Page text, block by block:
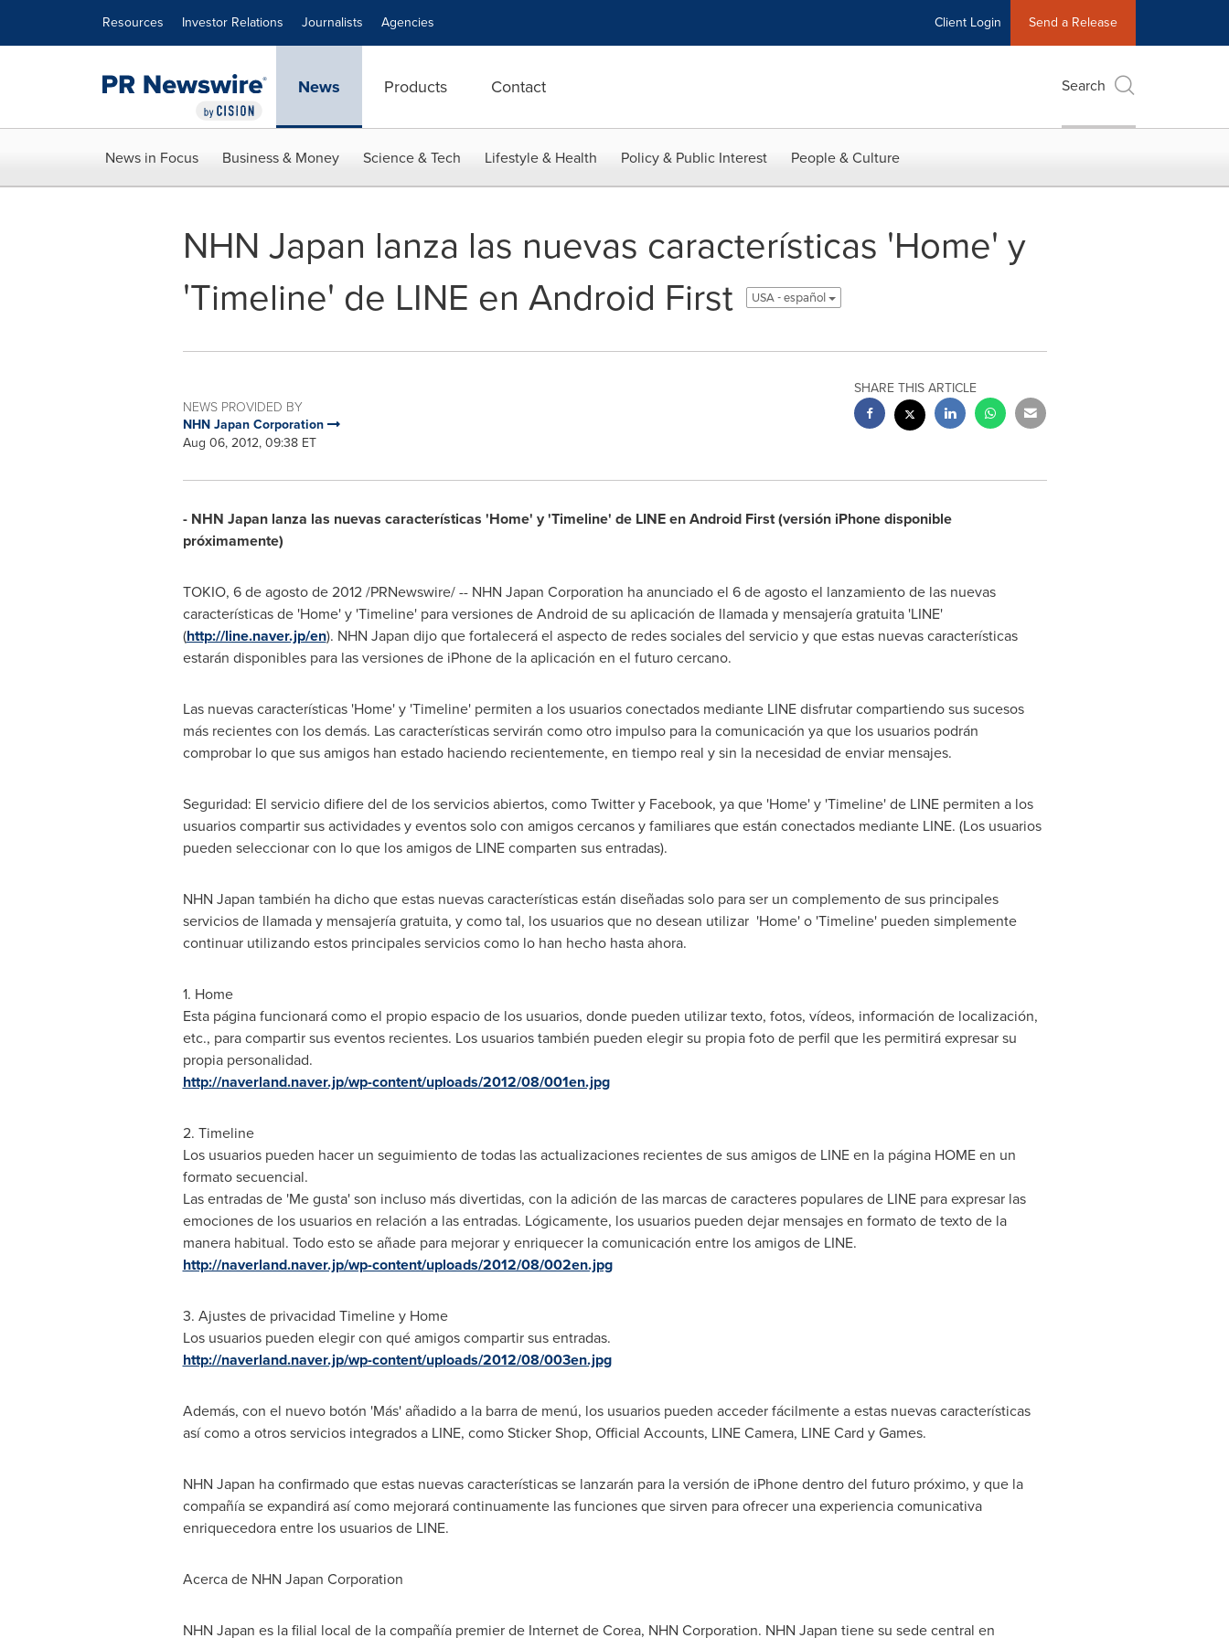
Resources Investor Relations Journalists Agencies Client Login Send a Release
News Products Contact Search
News in Focus Business & Money Science & Tech Lifestyle & Health Policy & Public Interest People & Culture
NHN Japan lanza las nuevas características 'Home' y
'Timeline' de LINE en Android First
USA - español
NEWS PROVIDED BY
NHN Japan Corporation
Aug 06, 2012, 09:38 ET
SHARE THIS ARTICLE
- NHN Japan lanza las nuevas características 'Home' y 'Timeline' de LINE en Android First (versión iPhone disponible
próximamente)
TOKIO, 6 de agosto de 2012 /PRNewswire/ -- NHN Japan Corporation ha anunciado el 6 de agosto el lanzamiento de las nuevas
características de 'Home' y 'Timeline' para versiones de Android de su aplicación de llamada y mensajería gratuita 'LINE'
(http://line.naver.jp/en). NHN Japan dijo que fortalecerá el aspecto de redes sociales del servicio y que estas nuevas características
estarán disponibles para las versiones de iPhone de la aplicación en el futuro cercano.
Las nuevas características 'Home' y 'Timeline' permiten a los usuarios conectados mediante LINE disfrutar compartiendo sus sucesos
más recientes con los demás. Las características servirán como otro impulso para la comunicación ya que los usuarios podrán
comprobar lo que sus amigos han estado haciendo recientemente, en tiempo real y sin la necesidad de enviar mensajes.
Seguridad: El servicio difiere del de los servicios abiertos, como Twitter y Facebook, ya que 'Home' y 'Timeline' de LINE permiten a los
usuarios compartir sus actividades y eventos solo con amigos cercanos y familiares que están conectados mediante LINE. (Los usuarios
pueden seleccionar con lo que los amigos de LINE comparten sus entradas).
NHN Japan también ha dicho que estas nuevas características están diseñadas solo para ser un complemento de sus principales
servicios de llamada y mensajería gratuita, y como tal, los usuarios que no desean utilizar 'Home' o 'Timeline' pueden simplemente
continuar utilizando estos principales servicios como lo han hecho hasta ahora.
1. Home
Esta página funcionará como el propio espacio de los usuarios, donde pueden utilizar texto, fotos, vídeos, información de localización,
etc., para compartir sus eventos recientes. Los usuarios también pueden elegir su propia foto de perfil que les permitirá expresar su
propia personalidad.
http://naverland.naver.jp/wp-content/uploads/2012/08/001en.jpg
2. Timeline
Los usuarios pueden hacer un seguimiento de todas las actualizaciones recientes de sus amigos de LINE en la página HOME en un
formato secuencial.
Las entradas de 'Me gusta' son incluso más divertidas, con la adición de las marcas de caracteres populares de LINE para expresar las
emociones de los usuarios en relación a las entradas. Lógicamente, los usuarios pueden dejar mensajes en formato de texto de la
manera habitual. Todo esto se añade para mejorar y enriquecer la comunicación entre los amigos de LINE.
http://naverland.naver.jp/wp-content/uploads/2012/08/002en.jpg
3. Ajustes de privacidad Timeline y Home
Los usuarios pueden elegir con qué amigos compartir sus entradas.
http://naverland.naver.jp/wp-content/uploads/2012/08/003en.jpg
Además, con el nuevo botón 'Más' añadido a la barra de menú, los usuarios pueden acceder fácilmente a estas nuevas características
así como a otros servicios integrados a LINE, como Sticker Shop, Official Accounts, LINE Camera, LINE Card y Games.
NHN Japan ha confirmado que estas nuevas características se lanzarán para la versión de iPhone dentro del futuro próximo, y que la
compañía se expandirá así como mejorará continuamente las funciones que sirven para ofrecer una experiencia comunicativa
enriquecedora entre los usuarios de LINE.
Acerca de NHN Japan Corporation
NHN Japan es la filial local de la compañía premier de Internet de Corea, NHN Corporation. NHN Japan tiene su sede central en